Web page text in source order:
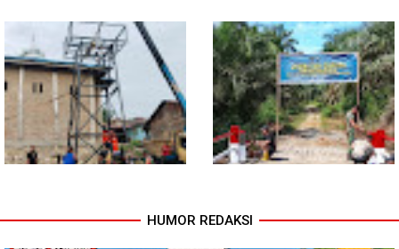
Lewat Komsos di Warung
Kopi, Babinsa Bangun Sinergi
dan Kekompakan Warga
Progres TNI AD Manunggal Air
Kodim 0118 Tancap Gas
HUMOR REDAKSI